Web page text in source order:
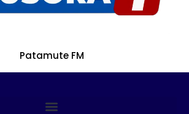
Patamute FM